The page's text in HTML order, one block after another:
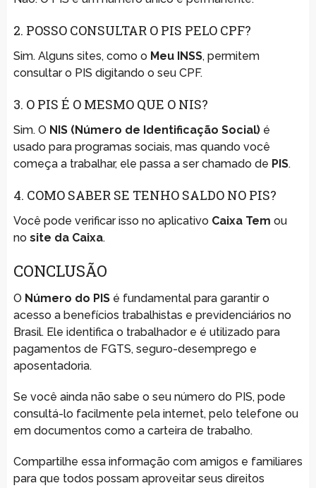
2. POSSO CONSULTAR O PIS PELO CPF?
Sim. Alguns sites, como o Meu INSS, permitem
consultar o PIS digitando o seu CPF.
3. O PIS É O MESMO QUE O NIS?
Sim. O NIS (Número de Identificação Social)é
usado para programas sociais, mas quando você
começa a trabalhar, ele passa a ser chamado de PIS.
4. COMO SABER SE TENHO SALDO NO PIS?
Você pode verificar isso no aplicativo Caixa Tem ou
no site da Caixa.
CONCLUSÃO
O Número do PISé fundamental para garantir o
acesso a benefícios trabalhistas e previdenciários no
Brasil. Ele identifica o trabalhador e é utilizado para
pagamentos de FGTS, seguro-desemprego e
aposentadoria.
Se você ainda não sabe o seu número do PIS, pode
consultá-lo facilmente pela internet, pelo telefone ou
em documentos como a carteira de trabalho.
Compartilhe essa informação com amigos e familiares
para que todos possam aproveitar seus direitos